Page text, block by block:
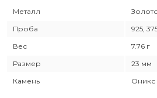
Металл
Проба
925,
Вес
7.76 г
Размер
23 мм
Камень
Оникс